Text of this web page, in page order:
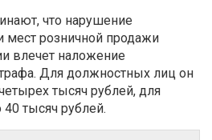
что нарушение
мест розничной продажи
влечет наложение
Для должностных лиц он
тысяч рублей, для
тысяч рублей.